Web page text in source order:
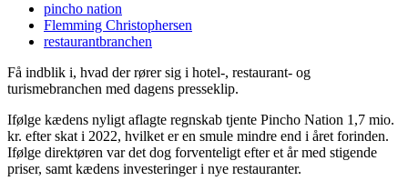
pincho nation
Flemming Christophersen
restaurantbranchen
Få indblik i, hvad der rører sig i hotel-, restaurant- og
turismebranchen med dagens presseklip.
Ifølge kædens nyligt aflagte regnskab tjente Pincho Nation 1,7 mio.
kr. efter skat i 2022, hvilket er en smule mindre end i året forinden.
Ifølge direktøren var det dog forventeligt efter et år med stigende
priser, samt kædens investeringer i nye restauranter.